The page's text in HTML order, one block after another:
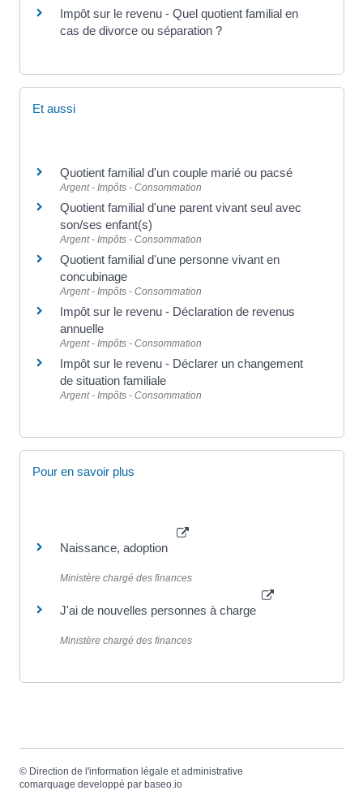
Impôt sur le revenu - Quel quotient familial en
cas de divorce ou séparation ?
Et aussi
Quotient familial d'un couple marié ou pacsé
Argent - Impôts - Consommation
Quotient familial d'une parent vivant seul avec
son/ses enfant(s)
Argent - Impôts - Consommation
Quotient familial d'une personne vivant en
concubinage
Argent - Impôts - Consommation
Impôt sur le revenu - Déclaration de revenus
annuelle
Argent - Impôts - Consommation
Impôt sur le revenu - Déclarer un changement
de situation familiale
Argent - Impôts - Consommation
Pour en savoir plus
Naissance, adoption
Ministère chargé des finances
J'ai de nouvelles personnes à charge
Ministère chargé des finances
© Direction de l'information légale et administrative
comarquage developpé par baseo.io